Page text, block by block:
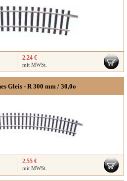
2.24 €
mit MWSt.
Gleis - R 300 mm / 30,0o
2.55 €
mit MWSt.